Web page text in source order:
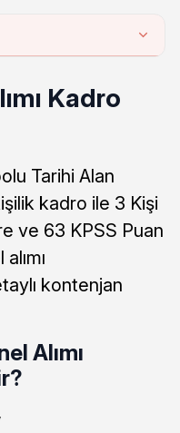
Kadro
Tarihi Alan
kadro ile 3 Kişi
ve 63 KPSS Puan
kontenjan
Alımı